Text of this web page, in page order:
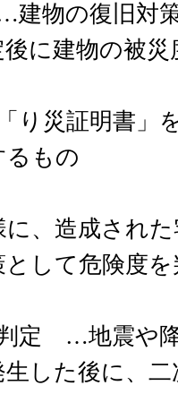
物の復旧対
に建物の被
災証明書」
るもの
、造成され
して危険度
定 …地震や
した後に、